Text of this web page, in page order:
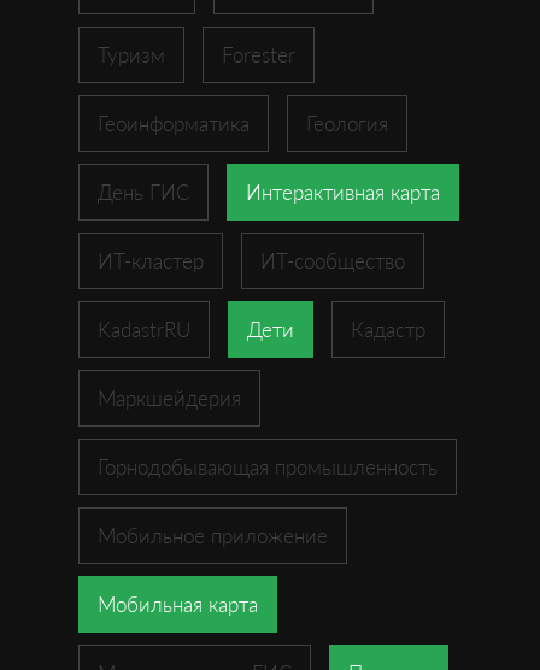
Туризм Forester
Геоинформатика Геология
День ГИС Интерактивная карта
ИТ-кластер ИТ-сообщество
KadastrRU Дети Кадастр
Маркшейдерия
Горнодобывающая промышленность
Мобильное приложение
Мобильная карта